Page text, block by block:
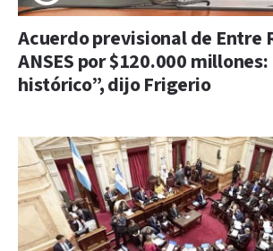
Acuerdo previsional de Entre
ANSES por $120.000
histórico”, dijo Frigerio